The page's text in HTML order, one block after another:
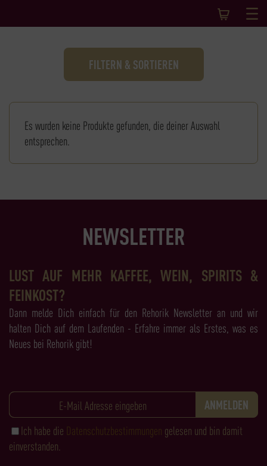
FILTERN & SORTIEREN
Es wurden keine Produkte gefunden, die deiner Auswahl
entsprechen.
NEWSLETTER
LUST AUF MEHR KAFFEE, WEIN, SPIRITS &
FEINKOST?
Dann melde Dich einfach für den Rehorik Newsletter an und wir
halten Dich auf dem Laufenden - Erfahre immer als Erstes, was es
Neues bei Rehorik gibt!
Ich habe die Datenschutzbestimmungen gelesen und bin damit
einverstanden.